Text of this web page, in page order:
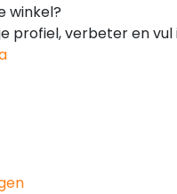
winkel?
profiel, verbeter en